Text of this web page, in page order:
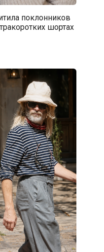
поклонников
шортах